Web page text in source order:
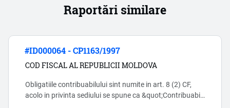
Raportări similare
#ID000064 - CP1163/1997
COD FISCAL AL REPUBLICII MOLDOVA
Obligatiile contribuabilului sint numite in art. 8 (2) CF,
acolo in privinta sediului se spune ca &quot;Contribuabilii